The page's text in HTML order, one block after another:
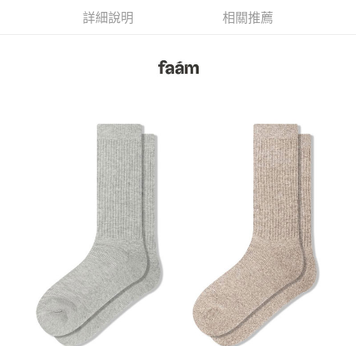
每筆NT$60，滿NT$399(含以上)免運費
每筆NT$60，滿NT$399(含以上)免運費
每筆NT$60，滿NT$399(含以上)免運費
每筆NT$150，滿NT$6,000(含以上)免運費
付款後門市自取
免運費
詳細說明 相關推薦